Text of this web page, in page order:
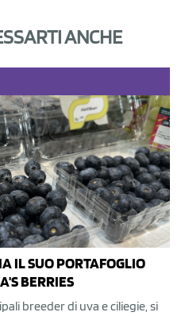
ANCHE
IL SUO PORTAFOGLIO
BERRIES
breeder di uva e ciliegie, si